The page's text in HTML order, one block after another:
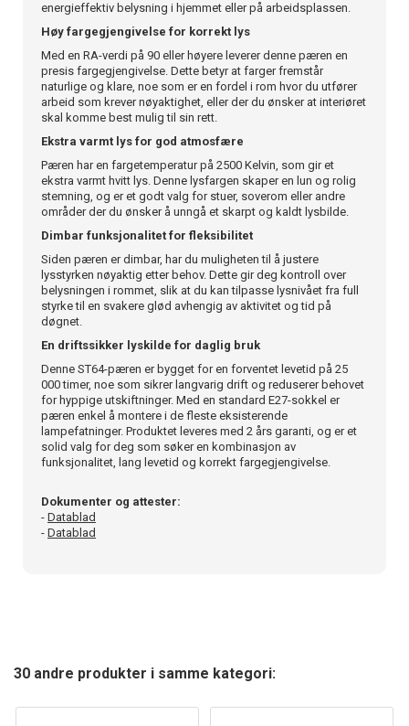
energieffektiv belysning i hjemmet eller på arbeidsplassen.
Høy fargegjengivelse for korrekt lys
Med en RA-verdi på 90 eller høyere leverer denne pæren en
presis fargegjengivelse. Dette betyr at farger fremstår
naturlige og klare, noe som er en fordel i rom hvor du utfører
arbeid som krever nøyaktighet, eller der du ønsker at interiøret
skal komme best mulig til sin rett.
Ekstra varmt lys for god atmosfære
Pæren har en fargetemperatur på 2500 Kelvin, som gir et
ekstra varmt hvitt lys. Denne lysfargen skaper en lun og rolig
stemning, og er et godt valg for stuer, soverom eller andre
områder der du ønsker å unngå et skarpt og kaldt lysbilde.
Dimbar funksjonalitet for fleksibilitet
Siden pæren er dimbar, har du muligheten til å justere
lysstyrken nøyaktig etter behov. Dette gir deg kontroll over
belysningen i rommet, slik at du kan tilpasse lysnivået fra full
styrke til en svakere glød avhengig av aktivitet og tid på
døgnet.
En driftssikker lyskilde for daglig bruk
Denne ST64-pæren er bygget for en forventet levetid på 25
000 timer, noe som sikrer langvarig drift og reduserer behovet
for hyppige utskiftninger. Med en standard E27-sokkel er
pæren enkel å montere i de fleste eksisterende
lampefatninger. Produktet leveres med 2 års garanti, og er et
solid valg for deg som søker en kombinasjon av
funksjonalitet, lang levetid og korrekt fargegjengivelse.
Dokumenter og attester:
- Datablad
- Datablad
30 andre produkter i samme kategori: